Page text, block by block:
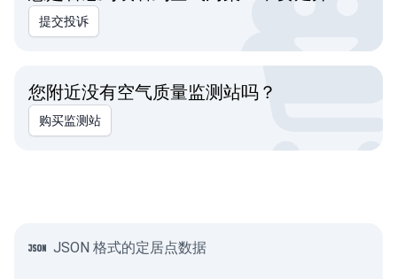
提交投诉
您附近没有空气质量监测站吗？
购买监测站
JSON 格式的定居点数据